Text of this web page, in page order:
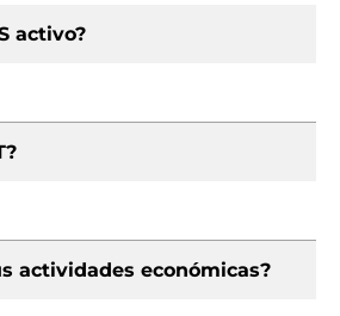
activo?
actividades económicas?